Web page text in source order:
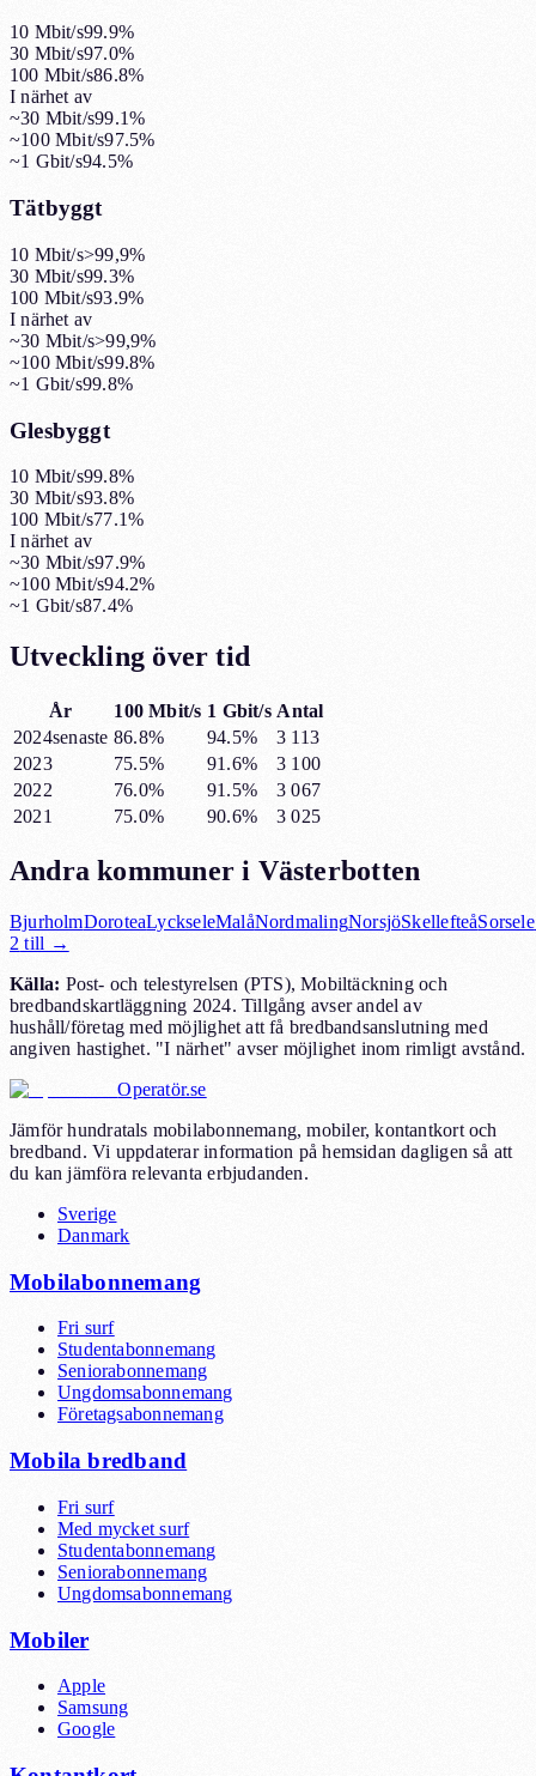
10 Mbit/s99.9%
30 Mbit/s97.0%
100 Mbit/s86.8%
I närhet av
~30 Mbit/s99.1%
~100 Mbit/s97.5%
~1 Gbit/s94.5%
Tätbyggt
10 Mbit/s>99,9%
30 Mbit/s99.3%
100 Mbit/s93.9%
I närhet av
~30 Mbit/s>99,9%
~100 Mbit/s99.8%
~1 Gbit/s99.8%
Glesbyggt
10 Mbit/s99.8%
30 Mbit/s93.8%
100 Mbit/s77.1%
I närhet av
~30 Mbit/s97.9%
~100 Mbit/s94.2%
~1 Gbit/s87.4%
Utveckling över tid
År 100 Mbit/s 1 Gbit/s Antal
2024senaste 86.8% 94.5%
3 113
2023
75.5% 91.6%
3 100
2022
76.0% 91.5%
3 067
2021
75.0% 90.6% 3 025
Andra kommuner i Västerbotten
BjurholmDoroteaLyckseleMalåNordmalingNorsjöSkellefteåSorsele
2 till →
Källa: Post- och telestyrelsen (PTS), Mobiltäckning och
bredbandskartläggning 2024. Tillgång avser andel av
hushåll/företag med möjlighet att få bredbandsanslutning med
angiven hastighet. "I närhet" avser möjlighet inom rimligt avstånd.
Operatör.se
Jämför hundratals mobilabonnemang, mobiler, kontantkort och
bredband. Vi uppdaterar information på hemsidan dagligen så att
du kan jämföra relevanta erbjudanden.
Sverige
Danmark
Mobilabonnemang
Fri surf
Studentabonnemang
Seniorabonnemang
Ungdomsabonnemang
Företagsabonnemang
Mobila bredband
Fri surf
Med mycket surf
Studentabonnemang
Seniorabonnemang
Ungdomsabonnemang
Mobiler
Apple
Samsung
Google